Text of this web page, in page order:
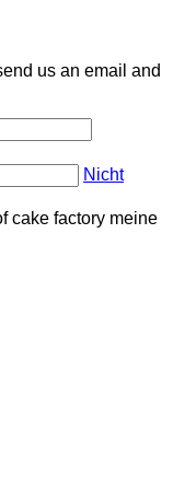
us an email and
Nicht
cake factory meine